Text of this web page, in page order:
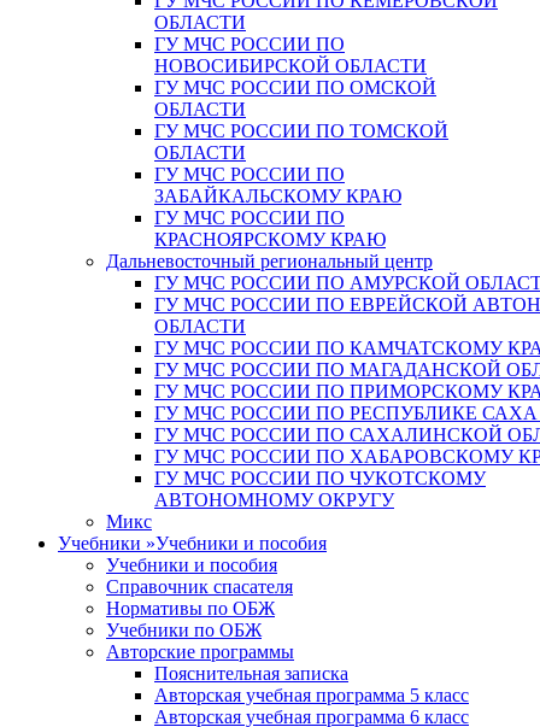
ОБЛАСТИ
ГУ МЧС РОССИИ ПО
НОВОСИБИРСКОЙ ОБЛАСТИ
ГУ МЧС РОССИИ ПО ОМСКОЙ
ОБЛАСТИ
ГУ МЧС РОССИИ ПО ТОМСКОЙ
ОБЛАСТИ
ГУ МЧС РОССИИ ПО
ЗАБАЙКАЛЬСКОМУ КРАЮ
ГУ МЧС РОССИИ ПО
КРАСНОЯРСКОМУ КРАЮ
Дальневосточный региональный центр
ГУ МЧС РОССИИ ПО АМУРСКОЙ
ГУ МЧС РОССИИ ПО ЕВРЕЙСКОЙ
ОБЛАСТИ
ГУ МЧС РОССИИ ПО КАМЧАТСКОМУ
ГУ МЧС РОССИИ ПО МАГАДАНСКОЙ
ГУ МЧС РОССИИ ПО ПРИМОРСКОМУ
ГУ МЧС РОССИИ ПО РЕСПУБЛИКЕ
ГУ МЧС РОССИИ ПО САХАЛИНСКОЙ
ГУ МЧС РОССИИ ПО ХАБАРОВСКОМУ
ГУ МЧС РОССИИ ПО ЧУКОТСКОМУ
АВТОНОМНОМУ ОКРУГУ
Микс
Учебники »Учебники и пособия
Учебники и пособия
Справочник спасателя
Нормативы по ОБЖ
Учебники по ОБЖ
Авторские программы
Пояснительная записка
Авторская учебная программа 5 класс
Авторская учебная программа 6 класс